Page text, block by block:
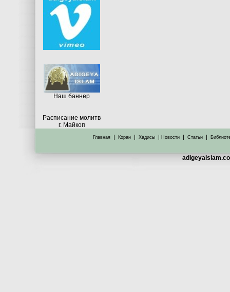
Hаш баннер
Расписание молитв
г. Майкоп
Главная | Коран | Хадисы | Новости | Статьи |